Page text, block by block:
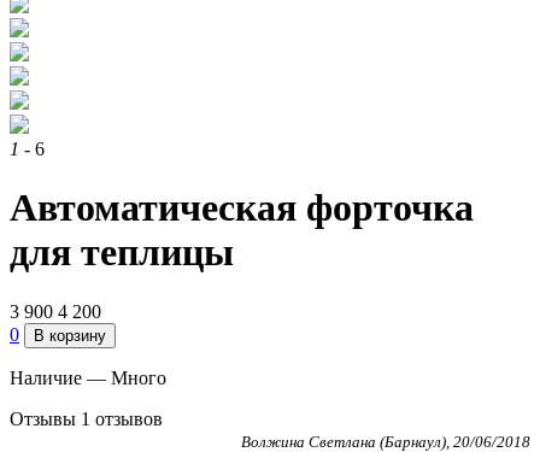
1 - 6
Автоматическая форточка
для теплицы
3 900 4 200
0
В корзину
Наличие — Много
Отзывы 1 отзывов
Волжина Светлана (Барнаул), 20/06/2018